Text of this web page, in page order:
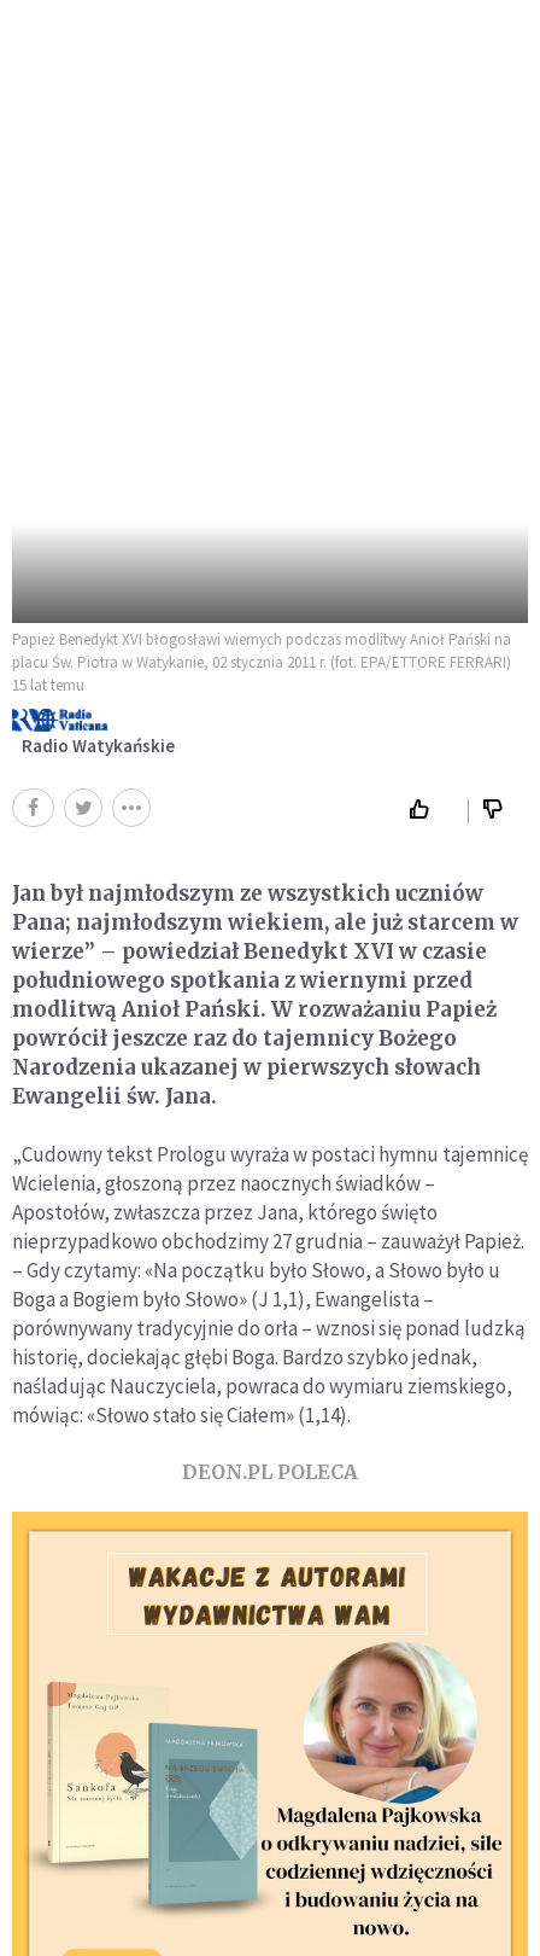
Papież Benedykt XVI błogosławi wiernych podczas modlitwy Anioł Pański na
placu Św. Piotra w Watykanie, 02 stycznia 2011 r. (fot. EPA/ETTORE FERRARI)
15 lat temu
Radio Watykańskie
Jan był najmłodszym ze wszystkich uczniów
Pana; najmłodszym wiekiem, ale już starcem w
wierze” – powiedział Benedykt XVI w czasie
południowego spotkania z wiernymi przed
modlitwą Anioł Pański. W rozważaniu Papież
powrócił jeszcze raz do tajemnicy Bożego
Narodzenia ukazanej w pierwszych słowach
Ewangelii św. Jana.
„Cudowny tekst Prologu wyraża w postaci hymnu tajemnicę
Wcielenia, głoszoną przez naocznych świadków –
Apostołów, zwłaszcza przez Jana, którego święto
nieprzypadkowo obchodzimy 27 grudnia – zauważył Papież.
– Gdy czytamy: «Na początku było Słowo, a Słowo było u
Boga a Bogiem było Słowo» (J 1,1), Ewangelista –
porównywany tradycyjnie do orła – wznosi się ponad ludzką
historię, dociekając głębi Boga. Bardzo szybko jednak,
naśladując Nauczyciela, powraca do wymiaru ziemskiego,
mówiąc: «Słowo stało się Ciałem» (1,14).
DEON.PL POLECA